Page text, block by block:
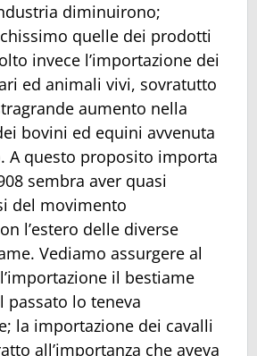
diminuirono;
quelle dei prodotti
invece l’importazione dei
ed animali vivi, sovratutto
aumento nella
bovini ed equini avvenuta
A questo proposito importa
sembra aver quasi
del movimento
l’estero delle diverse
Vediamo assurgere al
il bestiame
passato lo teneva
la importazione dei cavalli
all’importanza che aveva